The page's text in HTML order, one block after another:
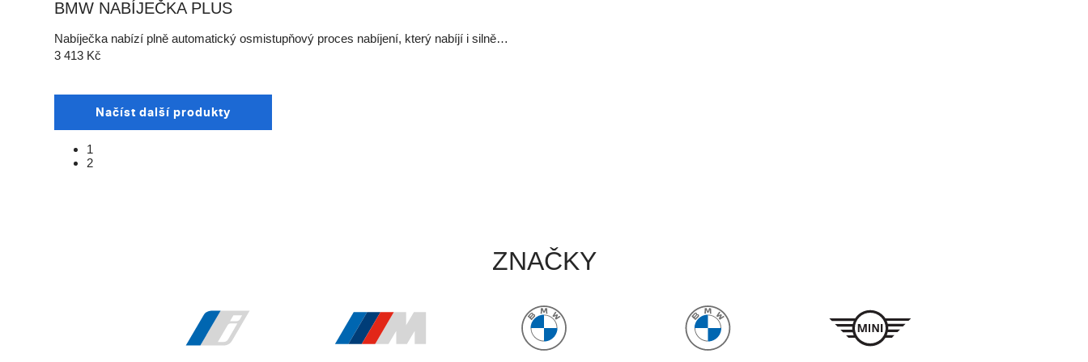
BMW NABÍJEČKA PLUS
Nabíječka nabízí plně automatický osmistupňový proces nabíjení, který nabíjí i silně…
3 413 Kč
Načíst další produkty
1
2
ZNAČKY